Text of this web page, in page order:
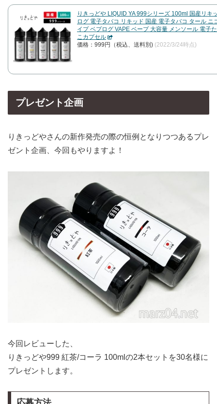
りきっどや LIQUID YA 999シリーズ 100ml 国産リキ
ログ 電子タバコ リキッド 国産 電子タバコ タール ニ
イプ ベプログ VAPE ベープ 大容量 メンソール 電子
こカプセル
価格：999円（税込、送料別) (2022/3/24時点)
プレゼント企画
りきっどやさんの新作発売の際の恒例となりつつあるプレ
ゼント企画、今回もやりますよ！
今回レビューした、
りきっどや999 紅茶/コーラ 100mlの2本セットを30名様に
プレゼントします。